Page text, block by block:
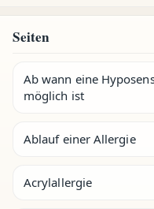
Seiten
Ab wann eine
möglich ist
Ablauf einer Allergie
Acrylallergie